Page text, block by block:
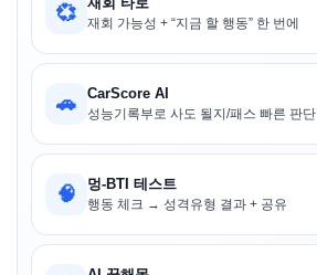
💞 재회 가능성 + “지금 할 행동” 한 번에
🚗 CarScore AI
성능기록부로 사도 될지/패스 빠른 판단
🧠 멍-BTI 테스트
행동 체크 → 성격유형 결과 + 공유